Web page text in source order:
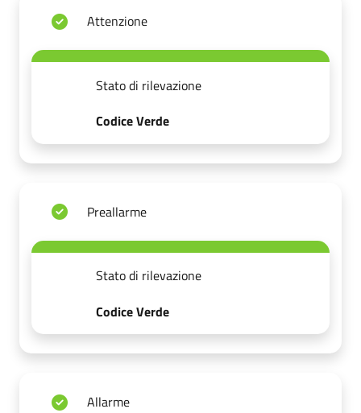
Attenzione
Stato di rilevazione
Codice Verde
Preallarme
Stato di rilevazione
Codice Verde
Allarme